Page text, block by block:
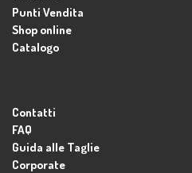
Punti Vendita
Shop online
Catalogo
Contatti
FAQ
Guida alle Taglie
Corporate